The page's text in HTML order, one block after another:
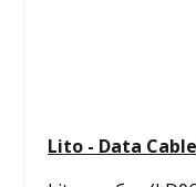
Lito - Data